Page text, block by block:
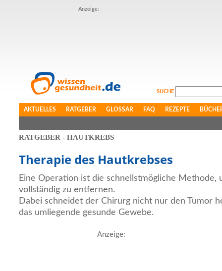
Anzeige:
SUCHE
AKTUELLES RATGEBER GLOSSAR FAQ REZEPTE
RATGEBER - HAUTKREBS
Therapie des Hautkrebses
Eine Operation ist die schnellstmögliche Methode,
vollständig zu entfernen.
Dabei schneidet der Chirurg nicht nur den Tumor
das umliegende gesunde Gewebe.
Anzeige: